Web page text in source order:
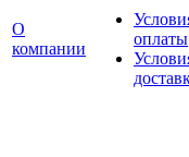
О
компании
оплаты